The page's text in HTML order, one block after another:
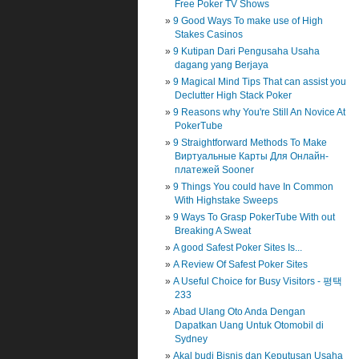
Free Poker TV Shows
9 Good Ways To make use of High
Stakes Casinos
9 Kutipan Dari Pengusaha Usaha
dagang yang Berjaya
9 Magical Mind Tips That can assist you
Declutter High Stack Poker
9 Reasons why You're Still An Novice At
PokerTube
9 Straightforward Methods To Make
Виртуальные Карты Для Онлайн-
платежей Sooner
9 Things You could have In Common
With Highstake Sweeps
9 Ways To Grasp PokerTube With out
Breaking A Sweat
A good Safest Poker Sites Is...
A Review Of Safest Poker Sites
A Useful Choice for Busy Visitors - 평택
233
Abad Ulang Oto Anda Dengan
Dapatkan Uang Untuk Otomobil di
Sydney
Akal budi Bisnis dan Keputusan Usaha